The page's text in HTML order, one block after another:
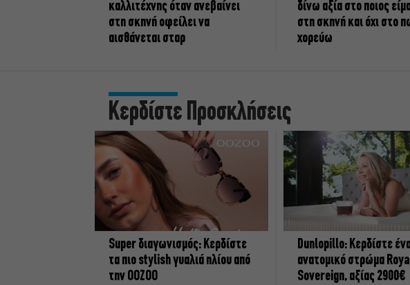
καλλιτέχνης όταν ανεβαίνει
στη σκηνή οφείλει να
αισθάνεται σταρ
δίνω αξία στο ποιος
στη σκηνή και όχι στο
χορεύω
Κερδίστε Προσκλήσεις
Super διαγωνισμός: Κερδίστε
τα πιο stylish γυαλιά ηλίου από
την OOZOO
Dunlopillo: Κερδίστε
ανατομικό στρώμα
Sovereign, αξίας 2900€